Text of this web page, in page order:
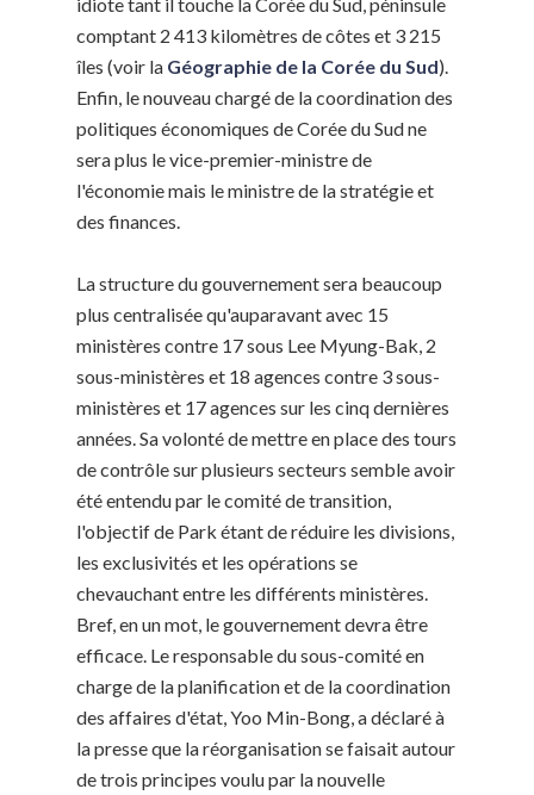
comptant 2 413 kilomètres de côtes et 3 215
îles (voir la Géographie de la Corée du Sud).
Enfin, le nouveau chargé de la coordination des
politiques économiques de Corée du Sud ne
sera plus le vice-premier-ministre de
l'économie mais le ministre de la stratégie et
des finances.
La structure du gouvernement sera beaucoup
plus centralisée qu'auparavant avec 15
ministères contre 17 sous Lee Myung-Bak, 2
sous-ministères et 18 agences contre 3 sous-
ministères et 17 agences sur les cinq dernières
années. Sa volonté de mettre en place des tours
de contrôle sur plusieurs secteurs semble avoir
été entendu par le comité de transition,
l'objectif de Park étant de réduire les divisions,
les exclusivités et les opérations se
chevauchant entre les différents ministères.
Bref, en un mot, le gouvernement devra être
efficace. Le responsable du sous-comité en
charge de la planification et de la coordination
des affaires d'état, Yoo Min-Bong, a déclaré à
la presse que la réorganisation se faisait autour
de trois principes voulu par la nouvelle